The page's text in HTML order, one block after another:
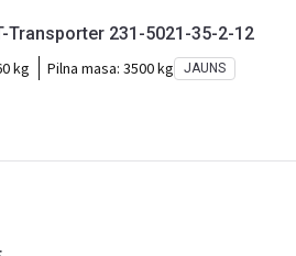
Transporter 231-5021-35-2-12
kg Pilna masa: 3500 kg JAUNS